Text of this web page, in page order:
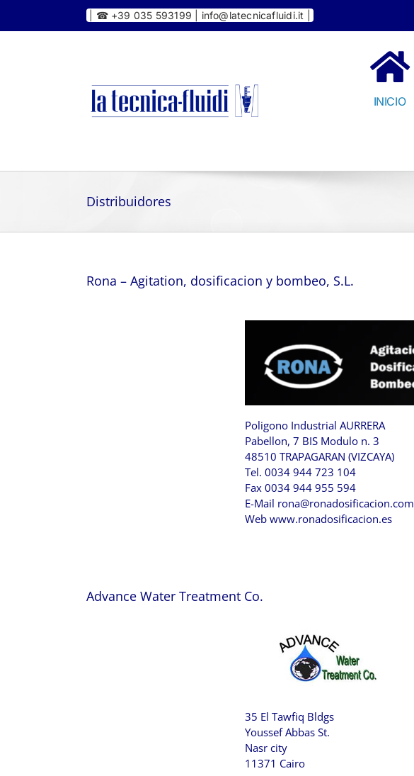
☎ +39 035 593199 | info@latecnicafluidi.it |
INICIO
Distribuidores
Rona – Agitation, dosificacion y bombeo, S.L.
Poligono Industrial AURRERA
Pabellon, 7 BIS Modulo n. 3
48510 TRAPAGARAN (VIZCAYA)
Tel. 0034 944 723 104
Fax 0034 944 955 594
E-Mail rona@ronadosificacion.com
Webwww.ronadosificacion.es
Advance Water Treatment Co.
35 El Tawfiq Bldgs
Youssef Abbas St.
Nasr city
11371 Cairo